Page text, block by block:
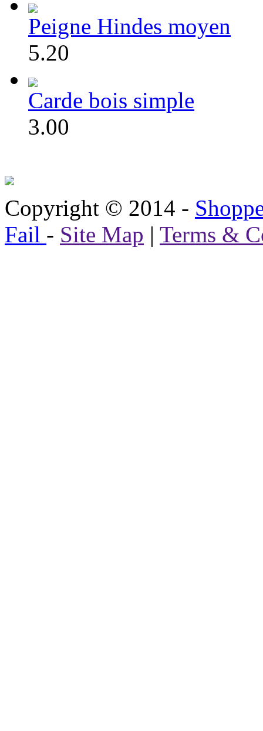
Peigne Hindes moyen
5.20
Carde bois simple
3.00
Copyright © 2014 -
Fail - Site Map | Terms &